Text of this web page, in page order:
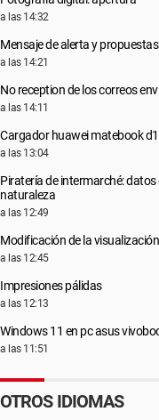
a las 14:32
Mensaje de alerta y
a las 14:21
No reception de los correos
a las 14:11
Cargador huawei matebook
a las 13:04
Piratería de intermarché: datos
naturaleza
a las 12:49
Modificación de la
a las 12:45
Impresiones pálidas
a las 12:13
Windows 11 en pc asus
a las 11:51
OTROS IDIOMAS